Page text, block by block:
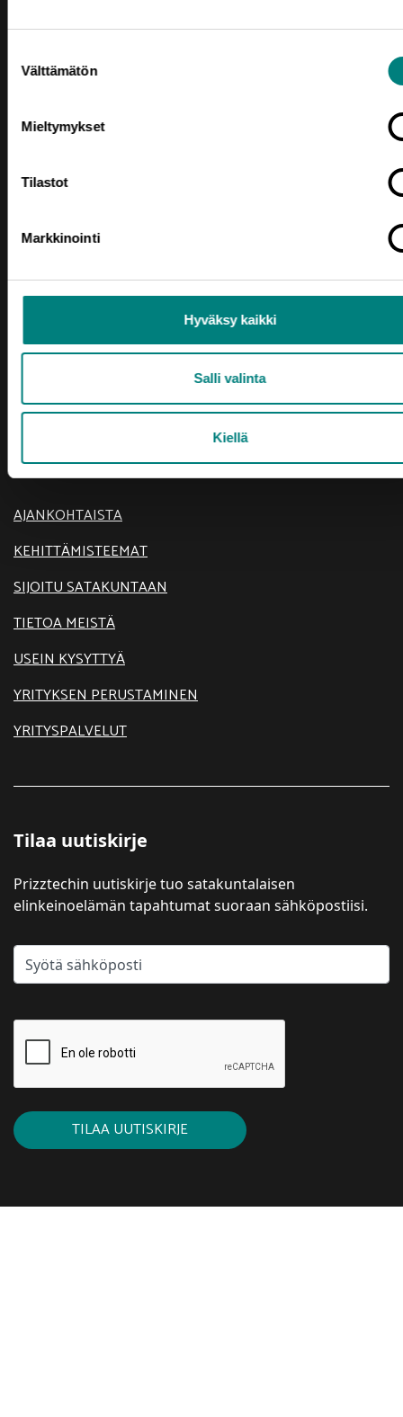
valinta
Välttämätön
Mieltymykset
Tilastot
Markkinointi
Hyväksy kaikki
Salli valinta
Kiellä
Yhteystiedot
Porin Leijona
Yrjönkatu 6
Vaihde (02) 620 5300
prizztech@prizz.fi
Rekisteriseloste
Saavutettavuusseloste
Oikotie
AJANKOHTAISTA
KEHITTÄMISTEEMAT
SIJOITU SATAKUNTAAN
TIETOA MEISTÄ
USEIN KYSYTTYÄ
YRITYKSEN PERUSTAMINEN
YRITYSPALVELUT
Tilaa uutiskirje
Prizztechin uutiskirje tuo satakuntalaisen
elinkeinoelämän tapahtumat suoraan sähköpostiisi.
TILAA UUTISKIRJE